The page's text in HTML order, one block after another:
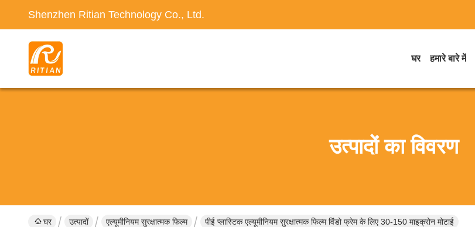
Shenzhen Ritian Technology Co., Ltd.
घर हमारे बारे में
उत्पादों का विवरण
घर उत्पादों एल्यूमीनियम सुरक्षात्मक फिल्म पीई प्लास्टिक एल्यूमीनियम सुरक्षात्मक फिल्म विंडो फ्रेम के लिए 30-150 माइक्रोन मोटाई